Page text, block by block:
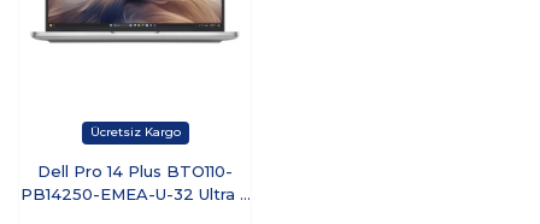
Dell Pro 14 Plus BTO110-
PB14250-EMEA-U-32 Ultra 7